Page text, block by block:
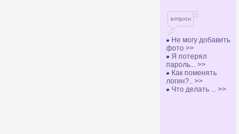
Не могу добавить
фото >>
Я потерял
пароль... >>
Как поменять
логин?.. >>
Что делать ... >>